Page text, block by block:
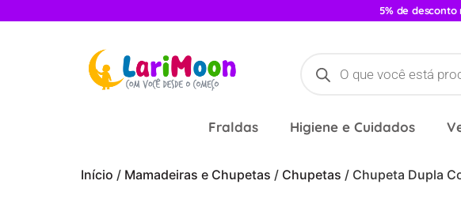
5% de desconto
Fraldas Higiene e Cuidados
Início / Mamadeiras e Chupetas / Chupetas / Chupeta Dupla